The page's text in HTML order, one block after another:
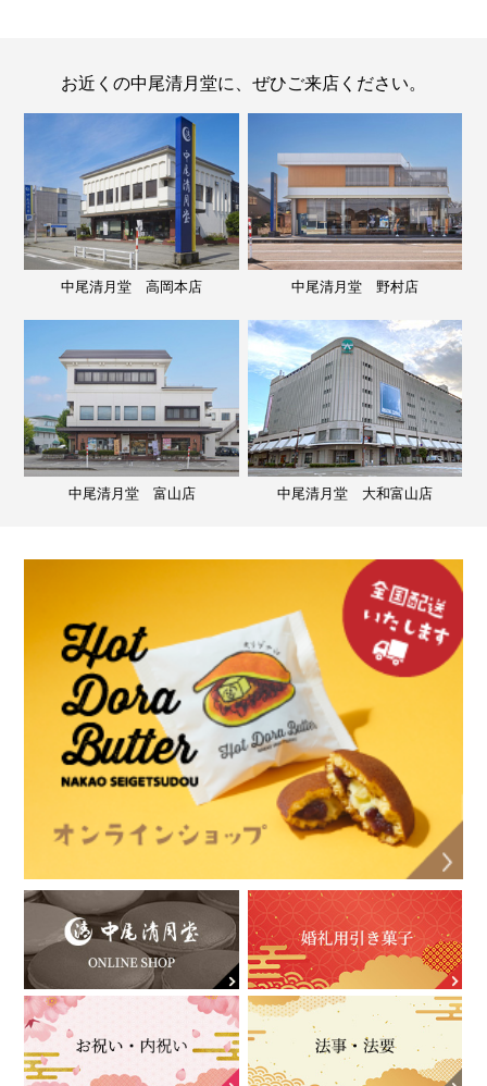
お近くの中尾清月堂に、ぜひご来店ください。
中尾清月堂 高岡本店 中尾清月堂 野村店
中尾清月堂 富山店 中尾清月堂 大和富山店